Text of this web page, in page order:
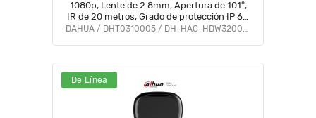
1080p, Lente de 2.8mm, Apertura de 101°,
IR de 20 metros, Grado de protección IP 67,
Micrófono integrado, Material metálico DAHUA / DHT0310005 / DH-HAC-HDW3200GN-M-0280B-S5
De Línea